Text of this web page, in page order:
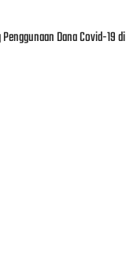
Dana Covid-19 di